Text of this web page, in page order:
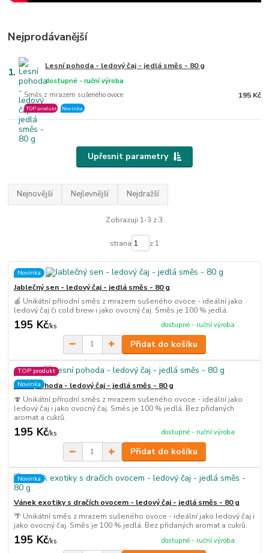
Nejprodávanější
1. Lesní pohoda - ledový čaj - jedlá směs - 80 g
Směs z mrazem sušeného ovoce
dostupné - ruční výroba
TOP produkt Novinka
195 Kč
Upřesnit parametry
Nejnovější Nejlevnější Nejdražší
Zobrazuji 1-3 z 3
strana z 1
Novinka
Jablečný sen - ledový čaj - jedlá směs - 80 g
🍎 Unikátní přírodní směs z mrazem sušeného ovoce - ideální jako
ledový čaj či cold brew i jako ovocný čaj. Směs je 100 % jedlá.
195 Kč/ks dostupné - ruční výroba
Přidat do košíku
TOP produkt
Novinka
Lesní pohoda - ledový čaj - jedlá směs - 80 g
🍄 Unikátní přírodní směs z mrazem sušeného ovoce - ideální jako
ledový čaj i jako ovocný čaj. Směs je 100 % jedlá. Bez přidaných
aromat a cukrů.
195 Kč/ks dostupné - ruční výroba
Přidat do košíku
Novinka
Vánek exotiky s dračích ovocem - ledový čaj - jedlá směs - 80 g
🌴 Unikátní směs z mrazem sušeného ovoce - ideální jako ledový čaj i
jako ovocný čaj. Směs je 100 % jedlá. Bez přidaných aromat a cukrů.
195 Kč/ks dostupné - ruční výroba